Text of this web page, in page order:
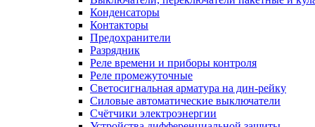
Конденсаторы
Контакторы
Предохранители
Разрядник
Реле времени и приборы контроля
Реле промежуточные
Светосигнальная арматура на дин-рейку
Силовые автоматические выключатели
Счётчики электроэнергии